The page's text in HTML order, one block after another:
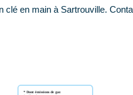
en main à Sartrouville.